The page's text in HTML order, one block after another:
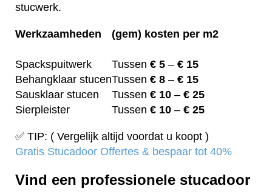
stucwerk.
Werkzaamheden (gem) kosten per m2
Spackspuitwerk Tussen € 5 – € 15
Behangklaar stucenTussen € 8 – € 15
Sausklaar stucen
Tussen € 10 – € 25
Sierpleister
Tussen € 10 – € 25
✅ TIP: ( Vergelijk altijd voordat u koopt )
Gratis Stucadoor Offertes & bespaar tot 40%
Vind een professionele stucadoor